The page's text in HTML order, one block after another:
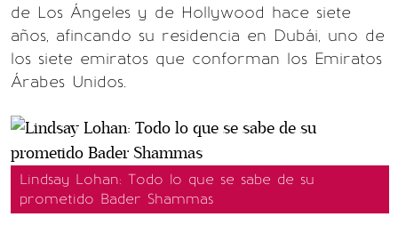
de Los Ángeles y de Hollywood hace siete
años, afincando su residencia en Dubái, uno de
los siete emiratos que conforman los Emiratos
Árabes Unidos.
Lindsay Lohan: Todo lo que se sabe de su
prometido Bader Shammas